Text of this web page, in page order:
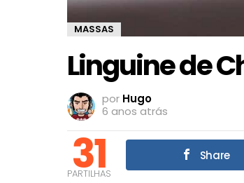
MASSAS
Linguine de
por Hugo
6 anos atrás
31
PARTILHAS
Share